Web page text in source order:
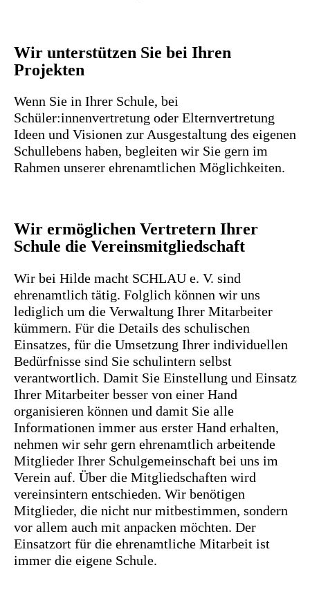
Wir unterstützen Sie bei Ihren
Projekten
Wenn Sie in Ihrer Schule, bei
Schüler:innenvertretung oder Elternvertretung
Ideen und Visionen zur Ausgestaltung des eigenen
Schullebens haben, begleiten wir Sie gern im
Rahmen unserer ehrenamtlichen Möglichkeiten.
Wir ermöglichen Vertretern Ihrer
Schule die Vereinsmitgliedschaft
Wir bei Hilde macht SCHLAU e. V. sind
ehrenamtlich tätig. Folglich können wir uns
lediglich um die Verwaltung Ihrer Mitarbeiter
kümmern. Für die Details des schulischen
Einsatzes, für die Umsetzung Ihrer individuellen
Bedürfnisse sind Sie schulintern selbst
verantwortlich. Damit Sie Einstellung und Einsatz
Ihrer Mitarbeiter besser von einer Hand
organisieren können und damit Sie alle
Informationen immer aus erster Hand erhalten,
nehmen wir sehr gern ehrenamtlich arbeitende
Mitglieder Ihrer Schulgemeinschaft bei uns im
Verein auf. Über die Mitgliedschaften wird
vereinsintern entschieden. Wir benötigen
Mitglieder, die nicht nur mitbestimmen, sondern
vor allem auch mit anpacken möchten. Der
Einsatzort für die ehrenamtliche Mitarbeit ist
immer die eigene Schule.